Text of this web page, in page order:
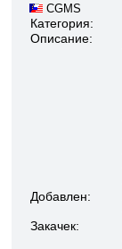
CGMS
Категория:
Описание:
Добавлен:
Закачек: